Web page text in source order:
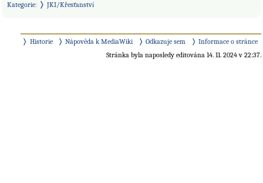
Kategorie: JKI/Křesťanství
Historie Nápověda k MediaWiki Odkazuje sem
Informace o stránce
Stránka byla naposledy editována 14. 11. 2024 v 22:37.